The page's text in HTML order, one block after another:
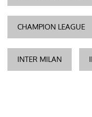
CHAMPION LEAGUE
INTER MILAN